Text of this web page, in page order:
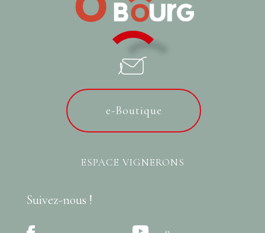
e-Boutique
ESPACE VIGNERONS
Suivez-nous !